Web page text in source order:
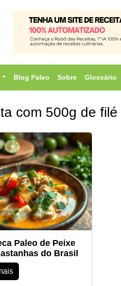
Blog Paleo Sobre Glossário
com 500g de
Paleo de Peixe
do Brasil